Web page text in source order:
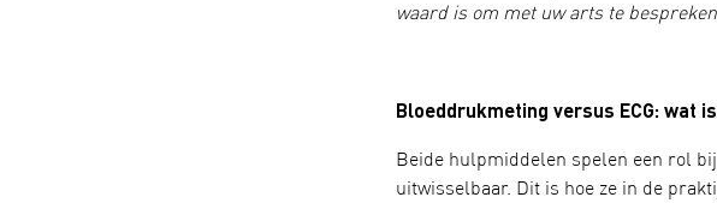
waard is om met uw arts te
Bloeddrukmeting versus ECG: wat
Beide hulpmiddelen spelen een rol
uitwisselbaar. Dit is hoe ze in de